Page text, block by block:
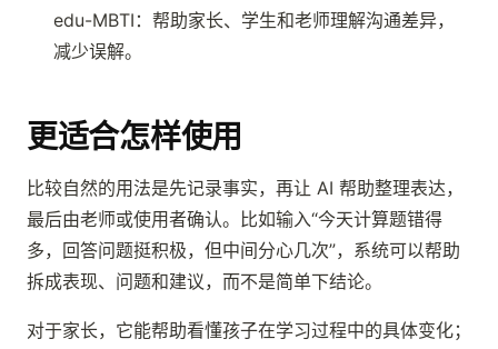
edu-MBTI：帮助家长、学生和老师理解沟通差异，
减少误解。
更适合怎样使用
比较自然的用法是先记录事实，再让 AI 帮助整理表达，
最后由老师或使用者确认。比如输入“今天计算题错得
多，回答问题挺积极，但中间分心几次”，系统可以帮助
拆成表现、问题和建议，而不是简单下结论。
对于家长，它能帮助看懂孩子在学习过程中的具体变化；